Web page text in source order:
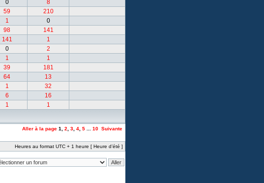
0
8
59
210
1
0
98
141
141
1
0
2
1
1
39
181
64
13
1
32
6
16
1 1
Aller à la page 1 2 3 4 5 10 Suivante
Heures au format UTC + 1 heure [ Heure d’été ]